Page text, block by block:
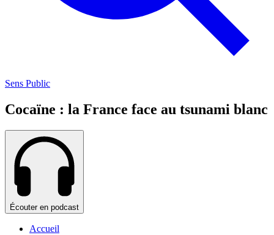
Sens Public
Cocaïne : la France face au tsunami blanc
Écouter en podcast
Accueil